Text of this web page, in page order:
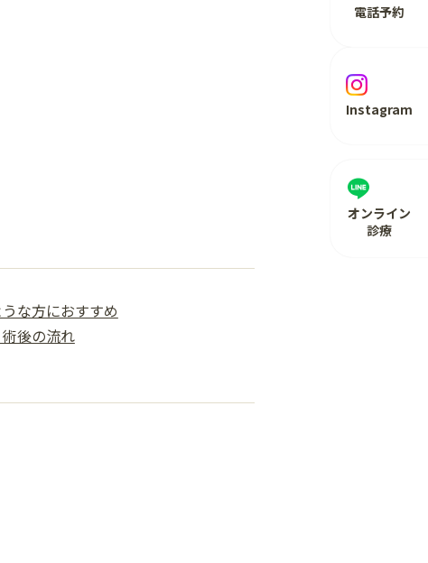
Instagram
電話予約
オンライン
診療
な方におすすめ
後の流れ